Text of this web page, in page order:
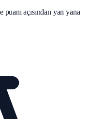
açısından yan yana